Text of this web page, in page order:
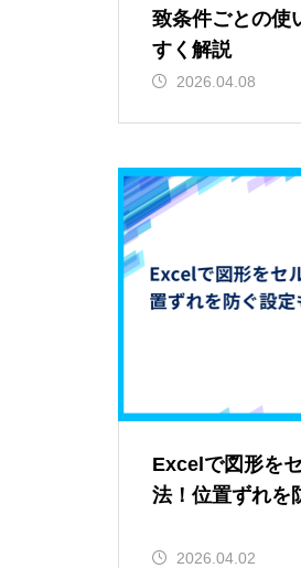
致条件ごとの使
すく解説
2026.04.08
Excelで図形を
法！位置ずれを
2026.04.02